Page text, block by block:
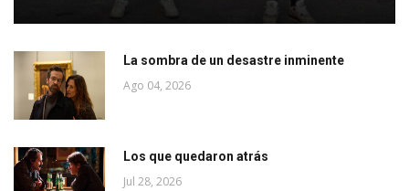
La sombra de un desastre inminente
Ago 04, 2026
Los que quedaron atrás
Jul 28, 2026